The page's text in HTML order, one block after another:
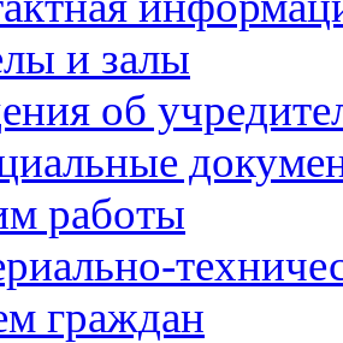
и залы
об
работы
граждан